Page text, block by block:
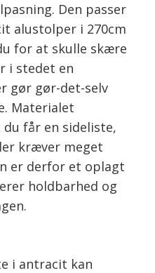
Den passer
alustolper i 270cm
for at skulle skære
i stedet en
gør gør-det-selv
Materialet
får en sideliste,
kræver meget
er derfor et oplagt
holdbarhed og
i antracit kan